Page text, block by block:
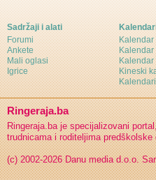
Sadržaji i alati
Forumi
Ankete
Mali oglasi
Igrice
Kalendar
Kalendar
Kineski
Ringeraja.ba
Ringeraja.ba je specijalizovani
trudnicama i roditeljima predškolske
(c) 2002-2026 Danu media d.o.o.